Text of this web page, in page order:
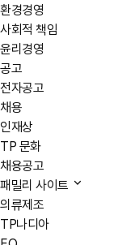
환경경영
사회적 책임
윤리경영
공고
전자공고
채용
인재상
TP 문화
채용공고
패밀리 사이트
의류제조
TP나디아